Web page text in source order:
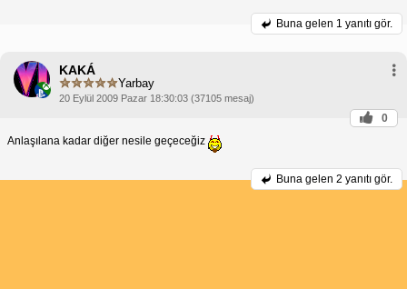
Buna gelen 1 yanıtı gör.
KAKÁ
Yarbay
20 Eylül 2009 Pazar 18:30:03 (37105 mesaj)
0
Anlaşılana kadar diğer nesile geçeceğiz
Buna gelen 2 yanıtı gör.